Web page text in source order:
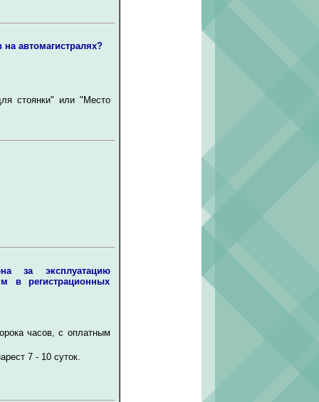
автомагистралях?
стоянки" или "Место
за эксплуатацию
в регистрационных
часов, с оплатным
7 - 10 суток.